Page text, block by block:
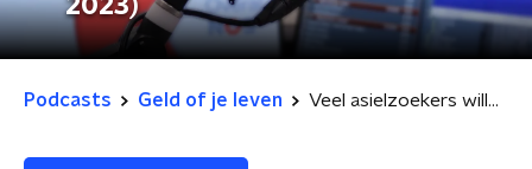
2023)
Podcasts Geld of je leven Veel asielzoekers willen werken, maar mogen dit niet. Moet de 24 weken regel verdwijnen? (31 mei 2023)